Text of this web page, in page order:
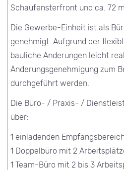
Schaufensterfront und ca. 72
Die Gewerbe-Einheit ist als
genehmigt. Aufgrund der
bauliche Änderungen leicht
Änderungsgenehmigung zum
durchgeführt werden.
Die Büro- / Praxis- /
über:
1 einladenden
1 Doppelbüro mit 2
1 Team-Büro mit 2 bis 3